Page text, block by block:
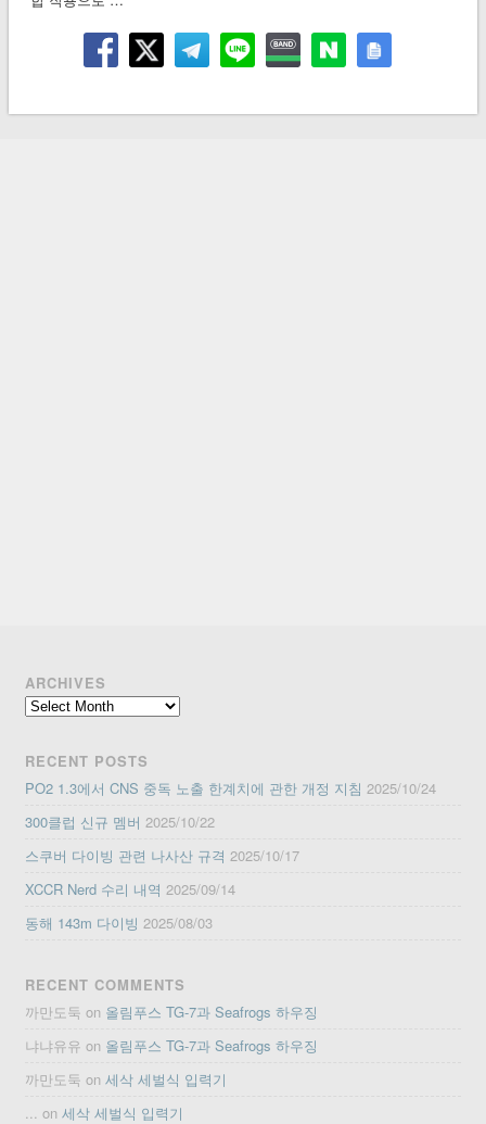
ARCHIVES
Archives
RECENT POSTS
PO2 1.3에서 CNS 중독 노출 한계치에 관한 개정 지침 2025/10/24
300클럽 신규 멤버 2025/10/22
스쿠버 다이빙 관련 나사산 규격 2025/10/17
XCCR Nerd 수리 내역 2025/09/14
동해 143m 다이빙 2025/08/03
RECENT COMMENTS
까만도둑 on 올림푸스 TG-7과 Seafrogs 하우징
냐냐유유 on 올림푸스 TG-7과 Seafrogs 하우징
까만도둑 on세삭 세벌식 입력기
... on세삭 세벌식 입력기